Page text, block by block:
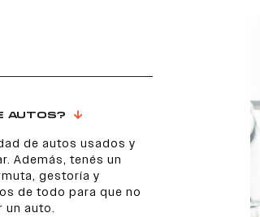
AUTOS?
de autos usados y
Además, tenés un
gestoría y
de todo para que no
un auto.